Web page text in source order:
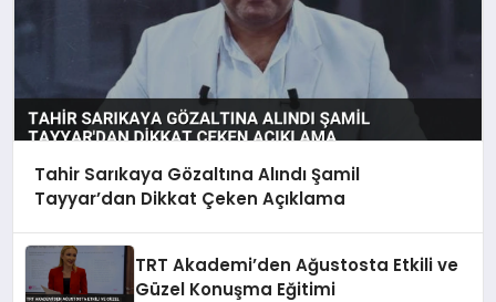
Tahir Sarıkaya Gözaltına Alındı Şamil
Tayyar’dan Dikkat Çeken Açıklama
TRT Akademi’den Ağustosta Etkili ve
Güzel Konuşma Eğitimi